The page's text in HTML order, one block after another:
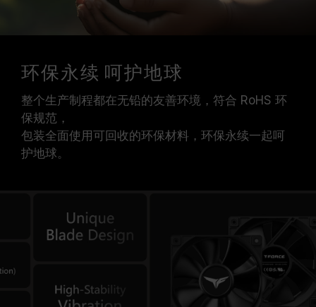
环保永续 呵护地球
整个生产制程都在无铅的友善环境，符合 RoHS 环
保规范，
包装全面使用可回收的环保材料，环保永续一起呵
护地球。